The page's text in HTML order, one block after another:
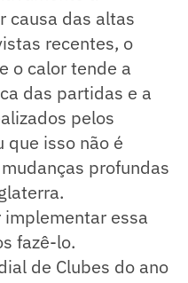
causa das altas
recentes, o
o calor tende a
das partidas e a
pelos
que isso não é
profundas
essa
fazê-lo.
de Clubes do ano